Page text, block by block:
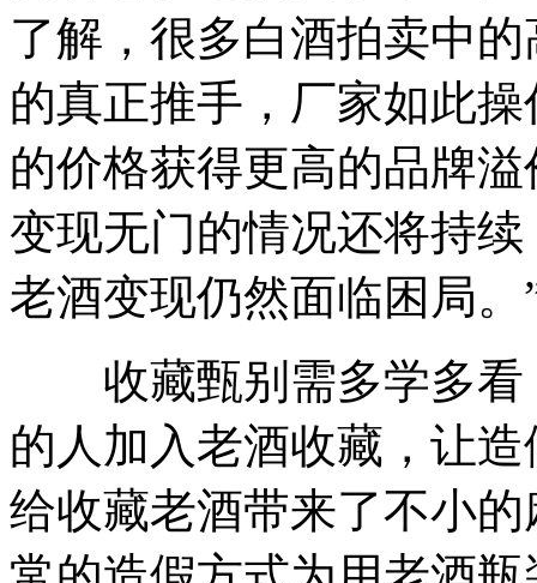
了解，很多白酒拍卖中
的真正推手，厂家如此
的价格获得更高的品牌
变现无门的情况还将持
老酒变现仍然面临困局。
收藏甄别需多学多看
的人加入老酒收藏，让
给收藏老酒带来了不小